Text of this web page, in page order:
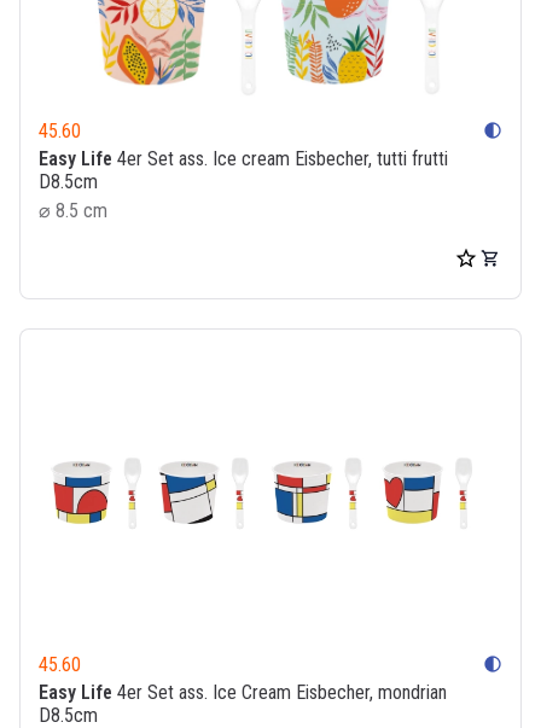
45.60 contrast
Easy Life 4er Set ass. Ice cream Eisbecher, tutti frutti
D8.5cm
⌀ 8.5 cm
45.60 contrast
Easy Life 4er Set ass. Ice Cream Eisbecher, mondrian
D8.5cm